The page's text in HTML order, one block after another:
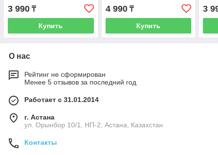
3 990 ₸
Купить
Kaspi RED
4 990₸
Купить
3
О нас
Рейтинг не сформирован
Менее 5 отзывов за последний год
Работает с 31.01.2014
г. Астана
ул. Орынбор 10/1, НП-2, Астана, Казахстан
Контакты